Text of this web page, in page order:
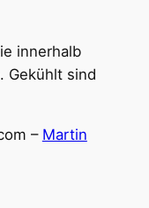
innerhalb
Gekühlt sind
– Martin